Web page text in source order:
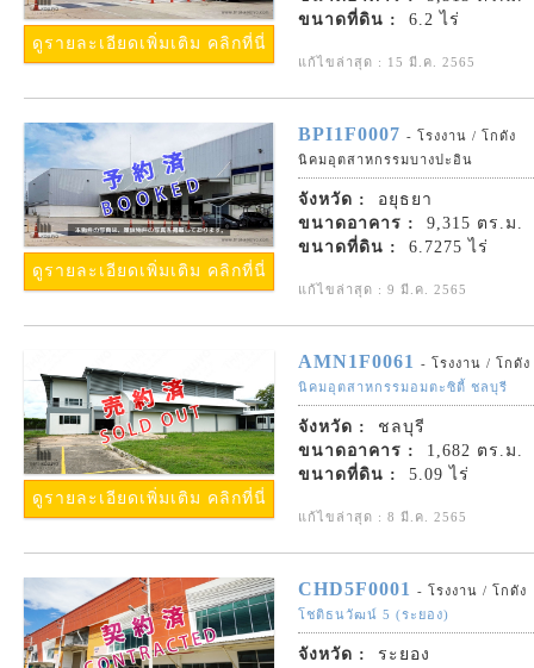
ดูรายละเอียดเพิ่มเติม คลิกที่นี่
ขนาดที่ดิน :
6.2 ไร่
แก้ไขล่าสุด : 15 มี.ค. 2565
ดูรายละเอียดเพิ่มเติม คลิกที่นี่
BPI1F0007 - โรงงาน / โกดัง
นิคมอุตสาหกรรมบางปะอิน
จังหวัด :
อยุธยา
ขนาดอาคาร :
9,315 ตร.ม.
ขนาดที่ดิน :
6.7275 ไร่
แก้ไขล่าสุด : 9 มี.ค. 2565
ดูรายละเอียดเพิ่มเติม คลิกที่นี่
AMN1F0061
- โรงงาน / โกดัง
นิคมอุตสาหกรรมอมตะซิตี้ ชลบุรี
จังหวัด :
ชลบุรี
ขนาดอาคาร :
1,682 ตร.ม.
ขนาดที่ดิน :
5.09 ไร่
แก้ไขล่าสุด : 8 มี.ค. 2565
CHD5F0001
- โรงงาน / โกดัง
โชติธนวัฒน์ 5 (ระยอง)
จังหวัด :
ระยอง